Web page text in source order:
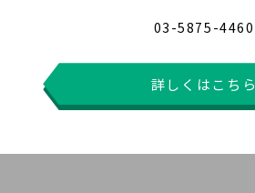
03-5875-4460
詳しくはこちら